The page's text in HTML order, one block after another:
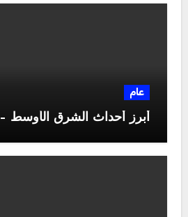
عام
أبرز أحداث الشرق الأوسط – 2025